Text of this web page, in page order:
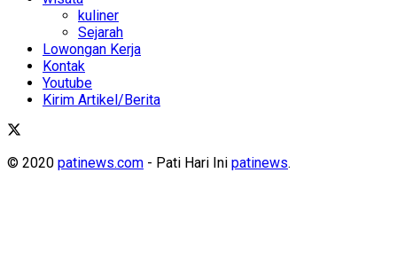
kuliner
Sejarah
Lowongan Kerja
Kontak
Youtube
Kirim Artikel/Berita
© 2020 patinews.com - Pati Hari Ini patinews.